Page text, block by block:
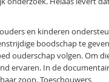
en kinderen
boodschap te
ouderschap volgen. Om
ervaren. In de
zoon. Toeschouwers